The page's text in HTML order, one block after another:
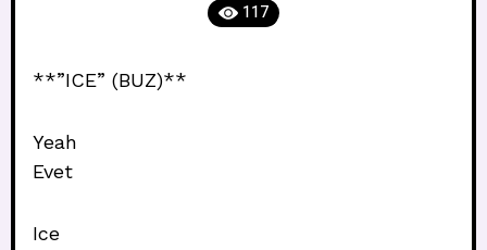
117
**”ICE” (BUZ)**
Yeah
Evet
Ice